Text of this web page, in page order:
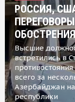
РОССИЯ,
Высшие
встретились в
всего за
Азербайджан
республики